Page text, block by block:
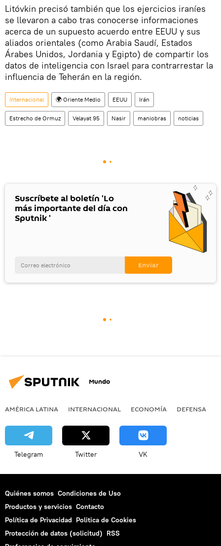
Litóvkin precisó también que los ejercicios iraníes
se llevaron a cabo tras conocerse informaciones
acerca de un supuesto acuerdo entre EEUU y sus
aliados orientales (como Arabia Saudí, Estados
Árabes Unidos, Jordania y Egipto) de compartir los
datos de inteligencia con Israel para contrarrestar la
influencia de Teherán en la región.
Internacional 🌍 Oriente Medio EEUU Irán
Estrecho de Ormuz Velayat 95 Nasir maniobras noticias
Suscríbete al boletín 'Lo
más importante del día con
Sputnik '
Mundo
AMÉRICA LATINA INTERNACIONAL ECONOMÍA DEFENSA
Telegram Twitter VK
Quiénes somos Condiciones de Uso
Productos y servicios Contacto
Política de Privacidad Politica de Cookies
Protección de datos (solicitud) RSS